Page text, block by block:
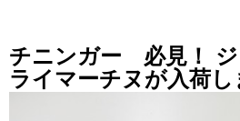
チニンガー 必見！ ジ
ライマーチヌが入荷し